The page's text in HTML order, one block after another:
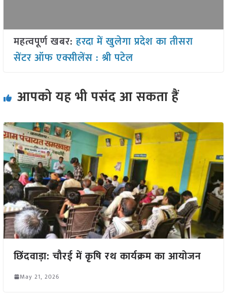
महत्वपूर्ण खबर:हरदा में खुलेगा प्रदेश का तीसरा
सेंटर ऑफ एक्सीलेंस : श्री पटेल
आपको यह भी पसंद आ सकता हैं
छिंदवाड़ा: चौरई में कृषि रथ कार्यक्रम का आयोजन
May 21, 2026